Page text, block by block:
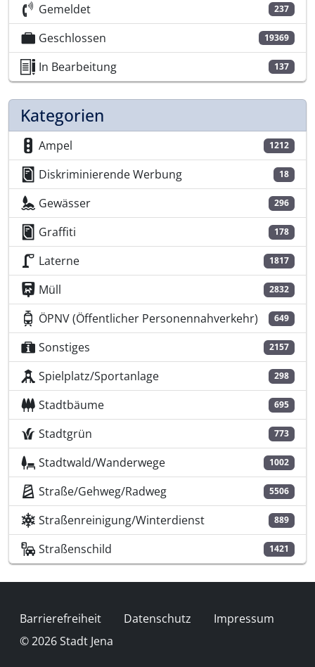
Gemeldet 237
Geschlossen 19369
In Bearbeitung 137
Kategorien
Ampel 1212
Diskriminierende Werbung 18
Gewässer 296
Graffiti 178
Laterne 1817
Müll 2832
ÖPNV (Öffentlicher Personennahverkehr) 649
Sonstiges 2157
Spielplatz/Sportanlage 298
Stadtbäume 695
Stadtgrün 773
Stadtwald/Wanderwege 1002
Straße/Gehweg/Radweg 5506
Straßenreinigung/Winterdienst 889
Straßenschild 1421
Fußzeile
Barrierefreiheit Datenschutz
Impressum
© 2026 Stadt Jena